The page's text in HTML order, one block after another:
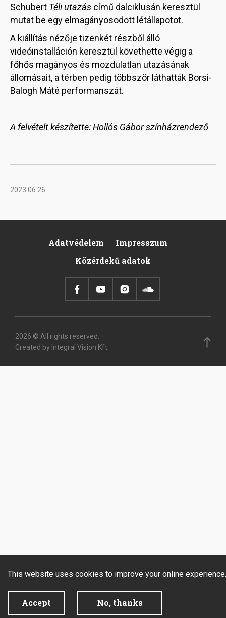
Schubert Téli utazás című dalciklusán keresztül
mutat be egy elmagányosodott létállapotot.
A kiállítás nézője tizenkét részből álló
videóinstalláción keresztül követhette végig a
főhős magányos és mozdulatlan utazásának
állomásait, a térben pedig többször láthatták Borsi-
Balogh Máté performanszát.
A felvételt készítette: Hollós Gábor színházrendező
2023.06.26
Footer
Adatvédelem
Impresszum
Közérdekű adatok
2026 © All rights reserved.
Created by Integral Vision Kft.
This website uses cookies to improve your online
Accept No, thanks